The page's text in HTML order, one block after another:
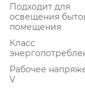
Подходит для
освещения
помещения
Класс
Рабочее
V